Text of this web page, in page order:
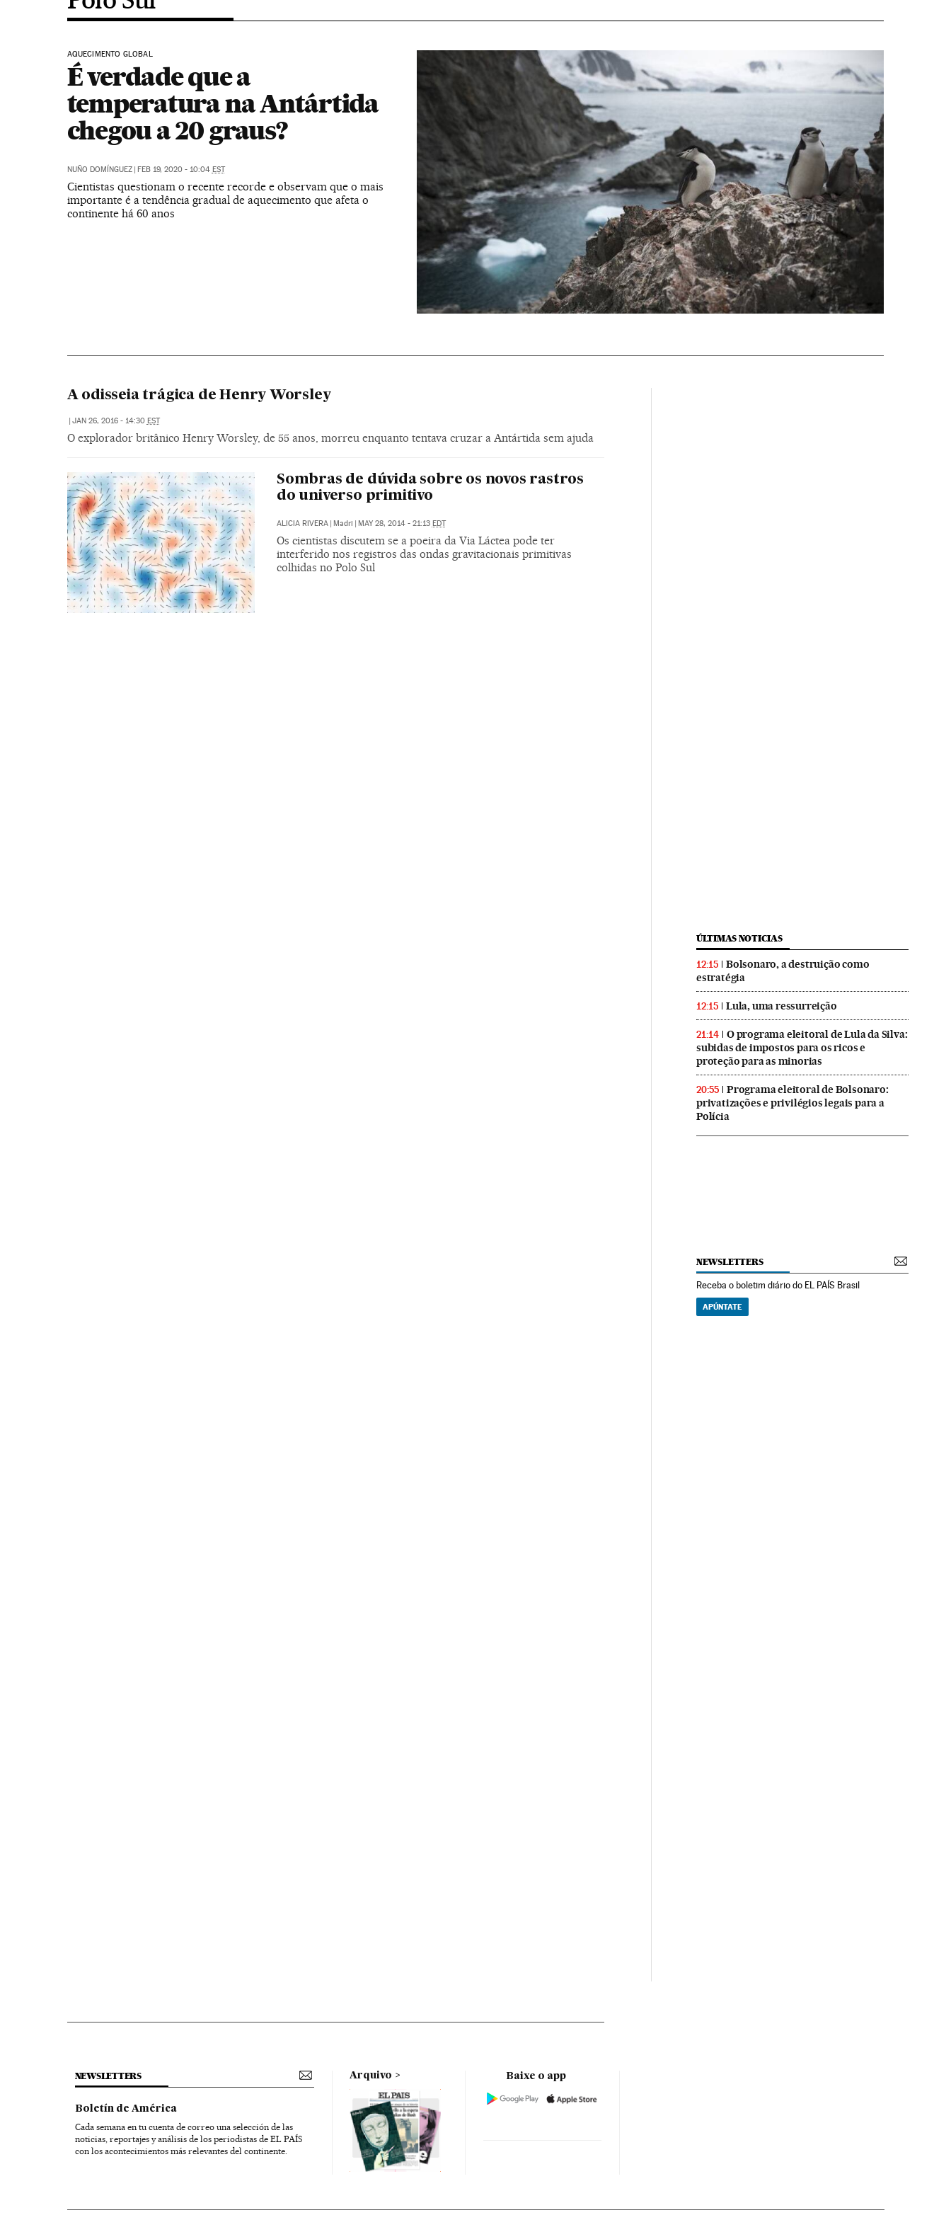
AQUECIMENTO GLOBAL
É verdade que a
temperatura na Antártida
chegou a 20 graus?
NUÑO DOMÍNGUEZ | FEB 19, 2020 - 10:04 EST
Cientistas questionam o recente recorde e observam que o mais
importante é a tendência gradual de aquecimento que afeta o
continente há 60 anos
A odisseia trágica de Henry Worsley
| JAN 26, 2016 - 14:30 EST
O explorador britânico Henry Worsley, de 55 anos, morreu enquanto tentava cruzar a Antártida sem ajuda
Sombras de dúvida sobre os novos rastros
do universo primitivo
ALICIA RIVERA | Madri | MAY 28, 2014 - 21:13 EDT
Os cientistas discutem se a poeira da Via Láctea pode ter
interferido nos registros das ondas gravitacionais primitivas
colhidas no Polo Sul
ÚLTIMAS NOTICIAS
12:15
Bolsonaro, a destruição como
estratégia
12:15 Lula, uma ressurreição
21:14
O programa eleitoral de Lula da Silva:
subidas de impostos para os ricos e
proteção para as minorias
20:55
Programa eleitoral de Bolsonaro:
privatizações e privilégios legais para a
Polícia
NEWSLETTERS
Receba o boletim diário do EL PAÍS Brasil
APÚNTATE
NEWSLETTERS
Boletín de América
Cada semana en tu cuenta de correo una selección de las
noticias, reportajes y análisis de los periodistas de EL PAÍS
con los acontecimientos más relevantes del continente.
Arquivo Baixe o app